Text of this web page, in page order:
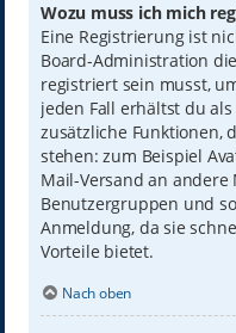
Wozu muss ich mich
Eine Registrierung ist
Board-Administration
registriert sein musst,
jeden Fall erhältst du
zusätzliche Funktionen,
stehen: zum Beispiel
Mail-Versand an
Benutzergruppen und
Anmeldung, da sie
Vorteile bietet.
Nach oben